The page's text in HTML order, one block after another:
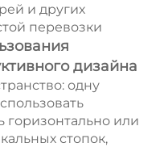
и других
перевозки
дизайна
одну
горизонтально или
стопок,